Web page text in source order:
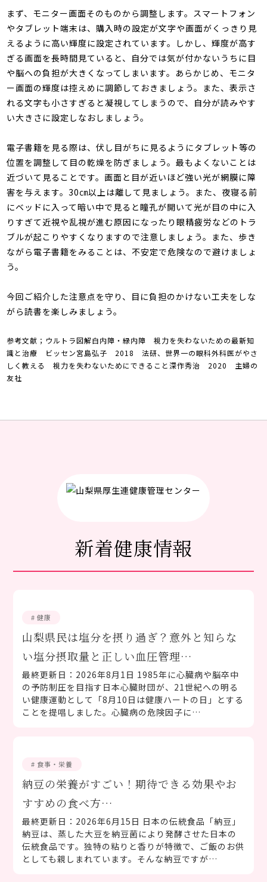
まず、モニター画面そのものから調整します。スマートフォン
やタブレット端末は、購入時の設定が文字や画面がくっきり見
えるように高い輝度に設定されています。しかし、輝度が高す
ぎる画面を長時間見ていると、自分では気が付かないうちに目
や脳への負担が大きくなってしまいます。あらかじめ、モニタ
ー画面の輝度は控えめに調節しておきましょう。また、表示さ
れる文字も小さすぎると凝視してしまうので、自分が読みやす
い大きさに設定しなおしましょう。
電子書籍を見る際は、伏し目がちに見るようにタブレット等の
位置を調整して目の乾燥を防ぎましょう。最もよくないことは
近づいて見ることです。画面と目が近いほど強い光が網膜に障
害を与えます。30㎝以上は離して見ましょう。また、夜寝る前
にベッドに入って暗い中で見ると瞳孔が開いて光が目の中に入
りすぎて近視や乱視が進む原因になったり眼精疲労などのトラ
ブルが起こりやすくなりますので注意しましょう。また、歩き
ながら電子書籍をみることは、不安定で危険なので避けましょ
う。
今回ご紹介した注意点を守り、目に負担のかけない工夫をしな
がら読書を楽しみましょう。
参考文献；ウルトラ図解白内障・緑内障 視力を失わないための最新知
識と治療 ビッセン宮島弘子 2018 法研、世界一の眼科外科医がやさ
しく教える 視力を失わないためにできること深作秀治 2020 主婦の
友社
新着健康情報
# 健康
山梨県民は塩分を摂り過ぎ？意外と知らな
い塩分摂取量と正しい血圧管理…
最終更新日：2026年8月1日 1985年に心臓病や脳卒中
の予防制圧を目指す日本心臓財団が、21世紀への明る
い健康運動として「8月10日は健康ハートの日」とする
ことを提唱しました。心臓病の危険因子に…
# 食事・栄養
納豆の栄養がすごい！期待できる効果やお
すすめの食べ方…
最終更新日：2026年6月15日 日本の伝統食品「納豆」
納豆は、蒸した大豆を納豆菌により発酵させた日本の
伝統食品です。独特の粘りと香りが特徴で、ご飯のお供
としても親しまれています。そんな納豆ですが…